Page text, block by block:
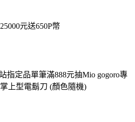
元送650P幣
指定品單筆滿888元抽Mio gogoro專
上型電鬍刀 (顏色隨機)